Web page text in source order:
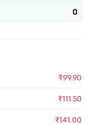
0
₹99.90
₹111.50
₹141.00